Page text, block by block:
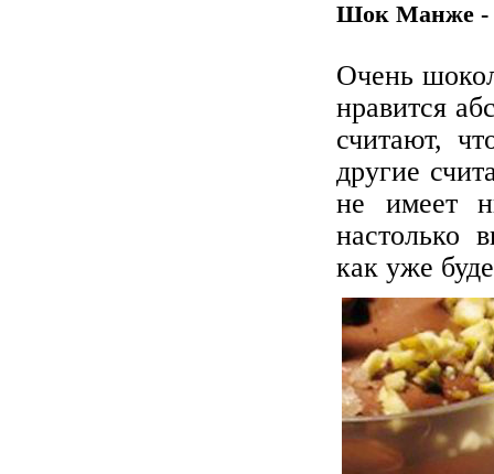
Шок Манже -
Очень
нравится
считают,
другие
не имеет
настолько
как уже